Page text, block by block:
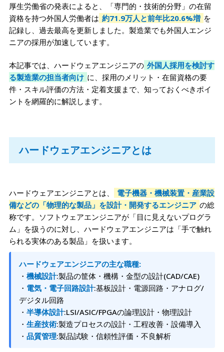
厚生労働省の発表によると、「専門的・技術的分野」の在留
資格を持つ外国人労働者は 約71.9万人と前年比20.6%増 を
記録し、過去最高を更新しました。製造業でも外国人エンジ
ニアの採用が加速しています。
本記事では、ハードウェアエンジニアの 外国人採用を検討す
る製造業の担当者向け に、採用のメリット・在留資格の要
件・スキル評価の方法・定着支援まで、知っておくべきポイ
ントを網羅的に解説します。
ハードウェアエンジニアとは
ハードウェアエンジニアとは、
電子機器・機械装置・産業設
備などの「物理的な製品」を設計・開発するエンジニア の総
称です。ソフトウェアエンジニアが「目に見えないプログラ
ム」を扱うのに対し、ハードウェアエンジニアは「手で触れ
られる実体のある製品」を扱います。
ハードウェアエンジニアの主な職種:
・ 機械設計:製品の筐体・機構・金型の設計(CAD/CAE)
・ 電気・電子回路設計:基板設計・電源回路・アナログ/
デジタル回路
・ 半導体設計:LSI/ASIC/FPGAの論理設計・物理設計
・ 生産技術:製造プロセスの設計・工程改善・設備導入
・ 品質管理:製品試験・信頼性評価・不良解析